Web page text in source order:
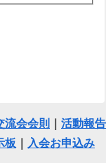
流会会則
活動報告
板 入会お申込み